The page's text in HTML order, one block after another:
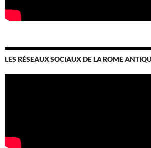
LES RÉSEAUX SOCIAUX DE LA ROME